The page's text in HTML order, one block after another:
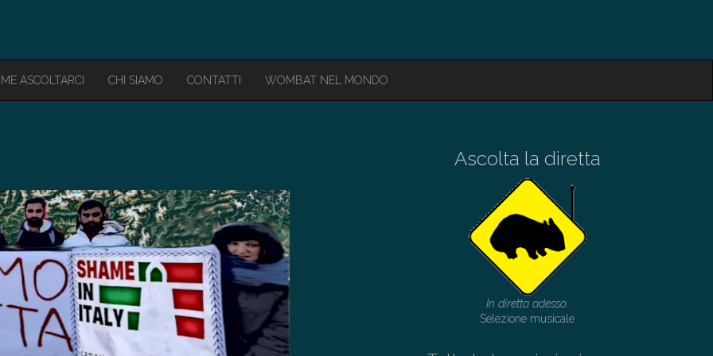
ASCOLTARCI CHI SIAMO CONTATTI WOMBAT NEL MONDO
Ascolta la diretta
In diretta adesso:
Selezione musicale